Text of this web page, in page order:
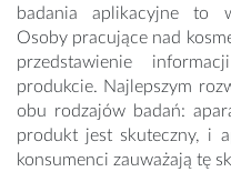
badania aplikacyjne to
Osoby pracujące nad
przedstawienie
produkcie. Najlepszym
obu rodzajów badań:
produkt jest skuteczny, i
konsumenci zauważają tę